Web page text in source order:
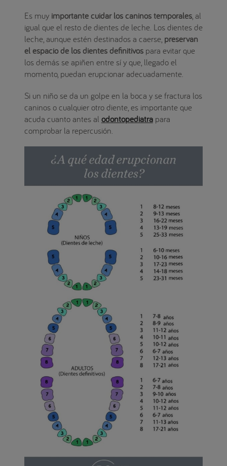
Es muy importante cuidar los caninos temporales, al
igual que el resto de dientes de leche. Los dientes de
leche, aunque estén destinados a caerse, preservan
el espacio de los dientes definitivospara evitar que
los demás se apiñen entre sí y que, llegado el
momento, puedan erupcionar adecuadamente.
Si un niño se da un golpe en la boca y se fractura los
caninos o cualquier otro diente, es importante que
acuda cuanto antes al odontopediatrapara
comprobar la repercusión.